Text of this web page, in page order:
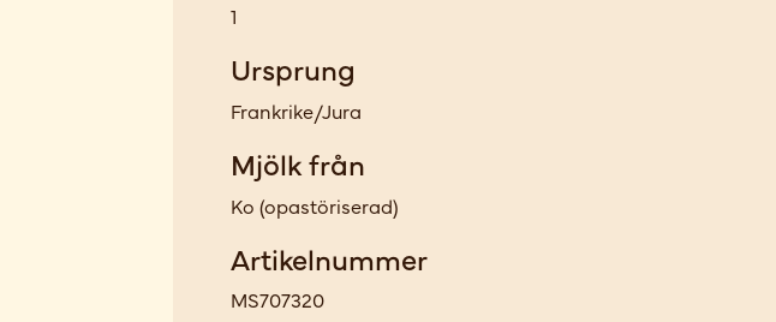
1
Ursprung
Frankrike/Jura
Mjölk från
Ko (opastöriserad)
Artikelnummer
MS707320